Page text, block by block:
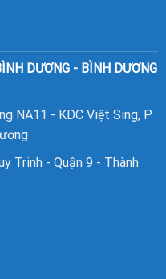
DƯƠNG - BÌNH DƯƠNG
NA11 - KDC Việt Sing, P
Trinh - Quận 9 - Thành